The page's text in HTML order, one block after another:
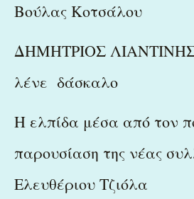
Βούλας Κοτσάλου
ΔΗΜΗΤΡΙΟΣ ΛΙΑΝΤΙΝΗΣ
λένε δάσκαλο
Η ελπίδα μέσα από τον
παρουσίαση της νέας
Ελευθέριου Τζιόλα